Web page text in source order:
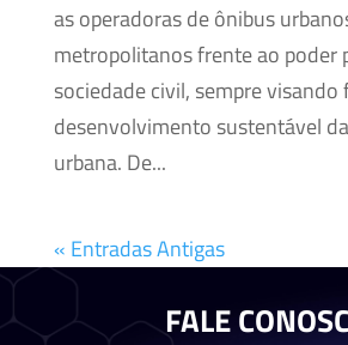
as operadoras de ônibus
metropolitanos frente ao poder
sociedade civil, sempre visando
desenvolvimento sustentável
urbana. De...
« Entradas Antigas
FALE